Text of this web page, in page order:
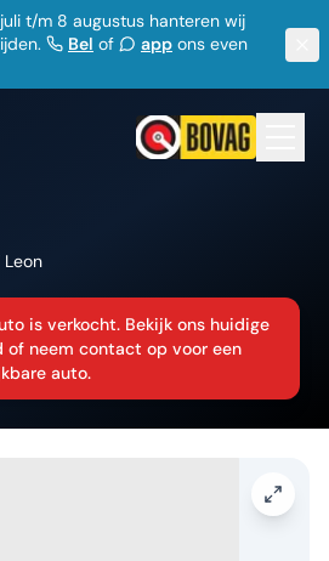
t/m 8 augustus hanteren wij
Bel of app ons even
Leon
is verkocht. Bekijk ons huidige
of neem contact op voor een
auto.